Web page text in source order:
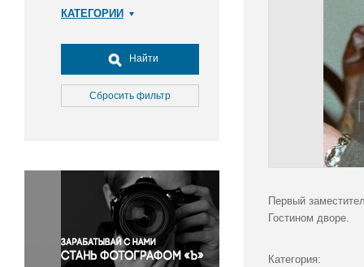
КАТЕГОРИИ
Досуг, туризм и отдых
Культура
Медицина
Окружающая среда
Политика
Правосудие
Происшествия и конфликты
Религия
Найти
Сбросить фильтр
Первый
Гостином дворе.
Категория: